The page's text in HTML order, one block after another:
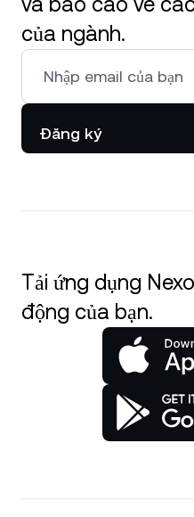
của ngành.
Đăng ký
Tải ứng dụng
động của bạn.